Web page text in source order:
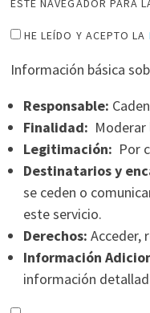
ESTE NAVEGADOR PARA
HE LEÍDO Y ACEPTO LA
Información básica
Responsable:
Finalidad:
Legitimación: Por
Destinatarios y
se ceden o
este servicio.
Derechos: Acceder,
Información
información